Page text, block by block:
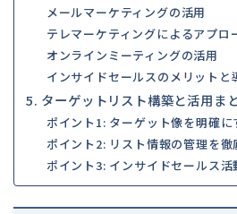
メールマーケティングの活用
テレマーケティングによるアプロ
オンラインミーティングの活用
インサイドセールスのメリットと
5. ターゲットリスト構築と活用ま
ポイント1: ターゲット像を明確に
ポイント2: リスト情報の管理を徹
ポイント3: インサイドセールス活